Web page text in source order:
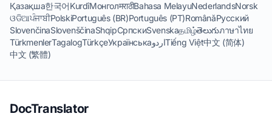
Қазақша한국어KurdîМонголमराठीBahasa MelayuNederlandsNorsk
ଓଡିଆਪੰਜਾਬੀPolskiPortuguês (BR)Português (PT)RomânăРусский
SlovenčinaSlovenščinaShqipСрпскиSvenskaதமிழ்తెలుగుภาษาไทย
TürkmenlerTagalogTürkçeУкраїнськаاردوTiếng Việt中文 (简体)
中文 (繁體)
DocTranslator